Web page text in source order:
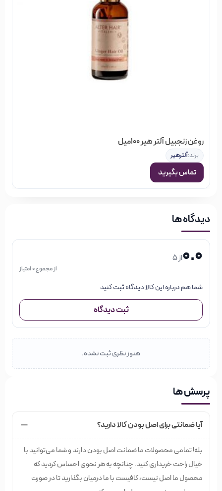
روغن زنجبیل آلتر هیر 100میل
برند:آلترهیر
تماس بگیرید
دیدگاه ها
0.0از 5
از مجموع 0 امتیاز
شما هم درباره این کالا دیدگاه ثبت کنید
ثبت دیدگاه
هنوز نظری ثبت نشده.
پرسش ها
آیا ضمانتی برای اصل بودن کالا دارید؟
بله! تمامی محصولات ما ضمانت اصل بودن دارند و شما می‌توانید با
خیال راحت خریداری کنید. چنانچه به هر نحوی احساس کردید که
محصول ما اصل نیست، کافیست با ما درمیان بگذارید تا در صورت